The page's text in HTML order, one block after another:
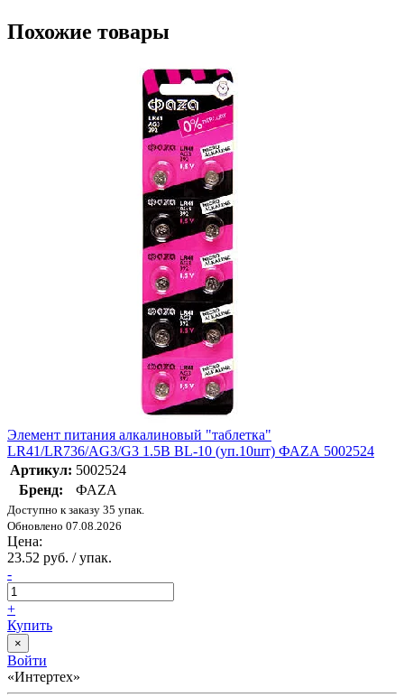
Похожие товары
Элемент питания алкалиновый "таблетка"
LR41/LR736/AG3/G3 1.5В BL-10 (уп.10шт) ФАZА 5002524
Артикул: 5002524
Бренд:
ФАZА
Доступно к заказу 35 упак.
Обновлено 07.08.2026
Цена:
23.52 руб. / упак.
-
+
Купить
×
Войти
«Интертех»